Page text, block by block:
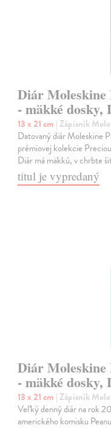
Diár Moleskine
- mäkké dosky,
13 x 21 cm | Zápisník
Datovaný diár Moleskine
prémiovej kolekcie
Diár má mäkkú, v chrbte
titul je vypredaný
Diár Moleskine
- mäkké dosky,
13 x 21 cm | Zápisník
Veľký denný diár na rok
amerického komisku